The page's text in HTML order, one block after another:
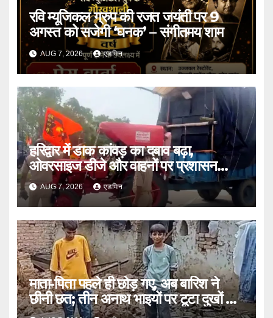
रवि म्यूजिकल ग्रुप की रजत जयंती पर 9
अगस्त को सजेगी ‘घनक’ – संगीतमय शाम
AUG 7, 2026 एडमिन
हरिद्वार में डाक कांवड़ का दबाव बढ़ा,
ओवरसाइज डीजे और वाहनों पर प्रशासन
सख्तAUG 7, 2026 एडमिन
माता-पिता पहले ही छोड़ गए, अब बारिश ने
छीनी छत; तीन अनाथ भाइयों पर टूटा दुखों का
पहाड़